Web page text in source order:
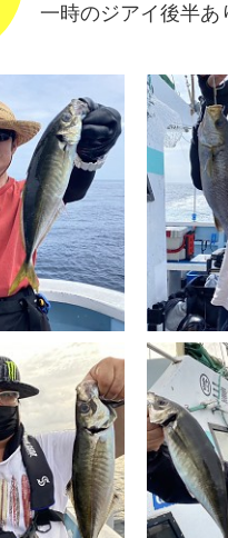
一時のジアイ後半あ